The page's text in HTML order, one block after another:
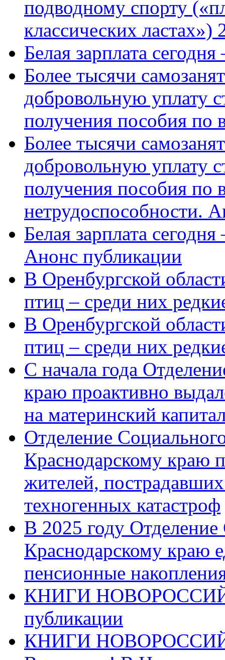
подводному спорту
классических ластах»)
Белая зарплата
Более тысячи
добровольную уплату
получения пособия по
Более тысячи
добровольную уплату
получения пособия по
нетрудоспособности.
Белая зарплата
Анонс публикации
В Оренбургской
птиц – среди них
В Оренбургской
птиц – среди них
С начала года
краю проактивно
на материнский
Отделение
Краснодарскому краю
жителей,
техногенных катастроф
В 2025 году
Краснодарскому краю
пенсионные
КНИГИ
публикации
КНИГИ